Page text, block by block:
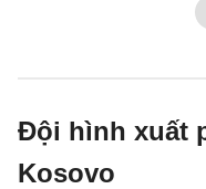
Đội hình xuất
Kosovo